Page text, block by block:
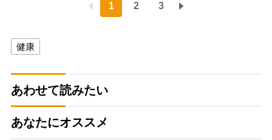
1 2 3
健康
あわせて読みたい
あなたにオススメ